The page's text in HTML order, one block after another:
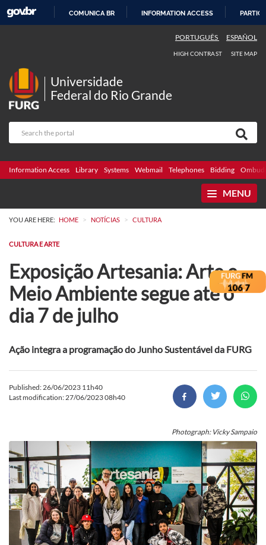
COMUNICA BR INFORMATION ACCESS
PORTUGUÊS ESPAÑOL
HIGH CONTRAST SITE MAP
Universidade
Federal do Rio Grande
Information Access Library Systems Webmail Telephones Bidding
MENU
YOU ARE HERE: HOME > NOTÍCIAS > CULTURA
CULTURA E ARTE
Exposição Artesania: Arte e
Meio Ambiente segue até o
dia 7 de julho
Ação integra a programação do Junho Sustentável da FURG
Published: 26/06/2023 11h40
Last modification: 27/06/2023 08h40
Photograph: Vicky Sampaio